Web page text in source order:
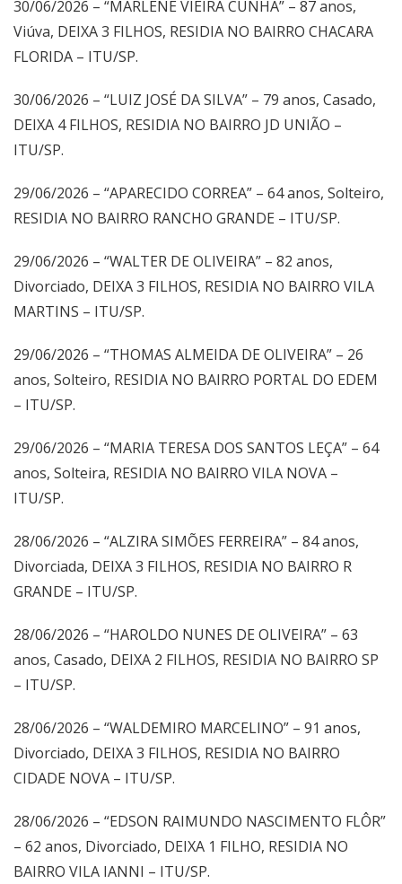
30/06/2026 – “MARLENE VIEIRA CUNHA” – 87 anos,
Viúva, DEIXA 3 FILHOS, RESIDIA NO BAIRRO CHACARA
FLORIDA – ITU/SP.
30/06/2026 – “LUIZ JOSÉ DA SILVA” – 79 anos, Casado,
DEIXA 4 FILHOS, RESIDIA NO BAIRRO JD UNIÃO –
ITU/SP.
29/06/2026 – “APARECIDO CORREA” – 64 anos, Solteiro,
RESIDIA NO BAIRRO RANCHO GRANDE – ITU/SP.
29/06/2026 – “WALTER DE OLIVEIRA” – 82 anos,
Divorciado, DEIXA 3 FILHOS, RESIDIA NO BAIRRO VILA
MARTINS – ITU/SP.
29/06/2026 – “THOMAS ALMEIDA DE OLIVEIRA” – 26
anos, Solteiro, RESIDIA NO BAIRRO PORTAL DO EDEM
– ITU/SP.
29/06/2026 – “MARIA TERESA DOS SANTOS LEÇA” – 64
anos, Solteira, RESIDIA NO BAIRRO VILA NOVA –
ITU/SP.
28/06/2026 – “ALZIRA SIMÕES FERREIRA” – 84 anos,
Divorciada, DEIXA 3 FILHOS, RESIDIA NO BAIRRO R
GRANDE – ITU/SP.
28/06/2026 – “HAROLDO NUNES DE OLIVEIRA” – 63
anos, Casado, DEIXA 2 FILHOS, RESIDIA NO BAIRRO SP
– ITU/SP.
28/06/2026 – “WALDEMIRO MARCELINO” – 91 anos,
Divorciado, DEIXA 3 FILHOS, RESIDIA NO BAIRRO
CIDADE NOVA – ITU/SP.
28/06/2026 – “EDSON RAIMUNDO NASCIMENTO FLÔR”
– 62 anos, Divorciado, DEIXA 1 FILHO, RESIDIA NO
BAIRRO VILA IANNI – ITU/SP.